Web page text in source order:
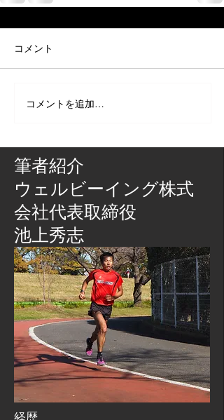
コメント
コメントを追加…
筆者紹介
​ウェルビーイング株式
会社代表取締役
池上秀志